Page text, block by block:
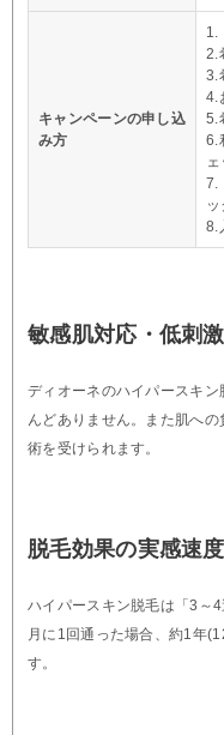
キャンペーンの申し込
み方
1.
2.
3.
4.
5.
6.
7.
ッ
8.
敏感肌対応・低刺
ディオーネのハイパースキ
んどありません。また肌へ
術を受けられます。
脱毛効果の実感速度
ハイパースキン脱毛は「3～
月に1回通った場合、約1年
す。